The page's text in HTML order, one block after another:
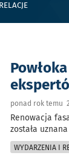
ponad rok temu
Renowacja
została
WYDARZENIA I